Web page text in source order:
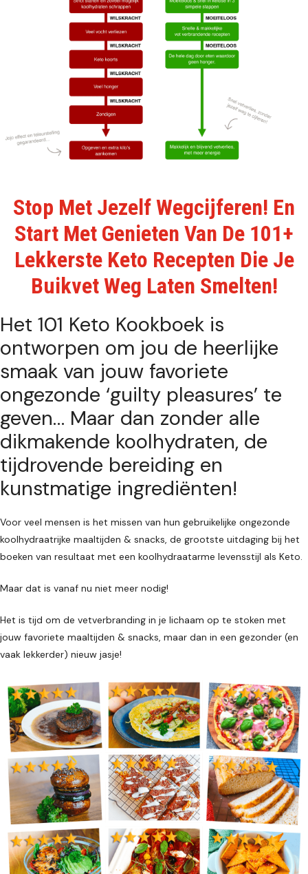
Stop Met Jezelf Wegcijferen! En
Start Met Genieten Van De 101+
Lekkerste Keto Recepten Die Je
Buikvet Weg Laten Smelten!
Het 101 Keto Kookboek is
ontworpen om jou de heerlijke
smaak van jouw favoriete
ongezonde ‘guilty pleasures’ te
geven… Maar dan zonder alle
dikmakende koolhydraten, de
tijdrovende bereiding en
kunstmatige ingrediënten!
Voor veel mensen is het missen van hun gebruikelijke ongezonde
koolhydraatrijke maaltijden & snacks, de grootste uitdaging bij het
boeken van resultaat met een koolhydraatarme levensstijl als Keto.
Maar dat is vanaf nu niet meer nodig!
Het is tijd om de vetverbranding in je lichaam op te stoken met
jouw favoriete maaltijden & snacks, maar dan in een gezonder (en
vaak lekkerder) nieuw jasje!